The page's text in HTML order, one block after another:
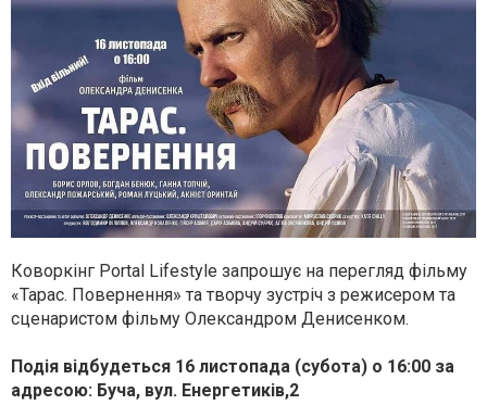
Коворкінг Portal Lifestyle запрошує на перегляд фільму
«Тарас. Повернення» та творчу зустріч з режисером та
сценаристом фільму Олександром Денисенком.
Подія відбудеться 16 листопада (субота) о 16:00 за
адресою: Буча, вул. Енергетиків,2